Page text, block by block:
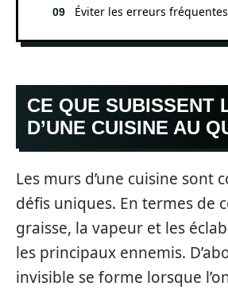
Éviter les erreurs fréquentes
CE QUE SUBISSENT
D’UNE CUISINE AU
Les murs d’une cuisine sont
défis uniques. En termes de
graisse, la vapeur et les
les principaux ennemis.
invisible se forme lorsque